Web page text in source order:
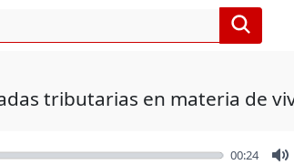
tributarias en materia de
00:24